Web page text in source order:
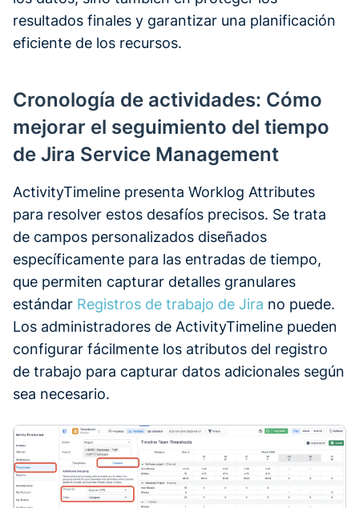
resultados finales y garantizar una planificación
eficiente de los recursos.
Cronología de actividades: Cómo
mejorar el seguimiento del tiempo
de Jira Service Management
ActivityTimeline presenta Worklog Attributes
para resolver estos desafíos precisos. Se trata
de campos personalizados diseñados
específicamente para las entradas de tiempo,
que permiten capturar detalles granulares
estándar Registros de trabajo de Jira no puede.
Los administradores de ActivityTimeline pueden
configurar fácilmente los atributos del registro
de trabajo para capturar datos adicionales según
sea necesario.